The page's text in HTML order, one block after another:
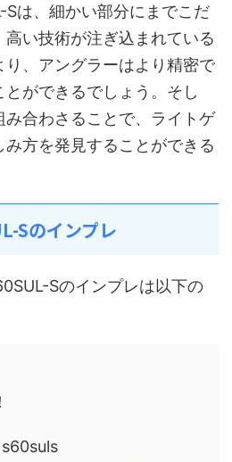
Sは、細かい部分にまでこだ
い技術が注ぎ込まれている
り、アングラーはより精密で
ができるでしょう。そし
合わさることで、ライトゲ
方を発見することができる
Sのインプレ
Sのインプレは以下の